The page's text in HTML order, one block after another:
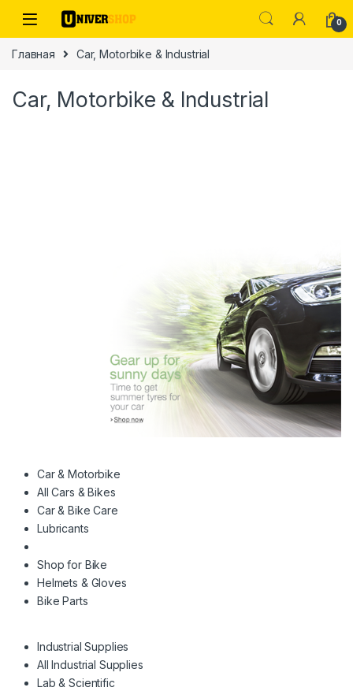
Skip to navigation
Skip to content
0
Главная Car, Motorbike & Industrial
Car, Motorbike & Industrial
Car & Motorbike
All Cars & Bikes
Car & Bike Care
Lubricants
Shop for Bike
Helmets & Gloves
Bike Parts
Industrial Supplies
All Industrial Supplies
Lab & Scientific